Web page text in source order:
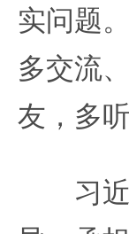
实问题
多交流
友，多
习近